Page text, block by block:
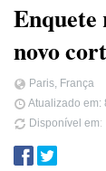
Enquete
novo
Paris, França
Atualizado em:
Disponível em